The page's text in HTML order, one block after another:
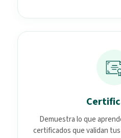
Demuestra lo que
certificados que validan